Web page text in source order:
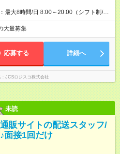
最大8時間/日 8:00～20:00（シフト制/実
（場所次第では週4も有り） ※配達状況に
能性有り ※案件により多少の前後あり
大量募集
応募する 詳細へ
JCSロジスコ株式会社
未読
販サイトの配送スタッフ/
面接1回だけ